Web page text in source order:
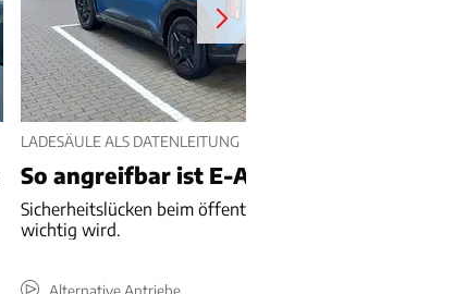
LADESÄULE ALS DATENLEITUNG
So angreifbar ist E-Auto-Laden
Sicherheitslücken beim öffentlichen Laden – und warum
wichtig wird.
Alternative Antriebe